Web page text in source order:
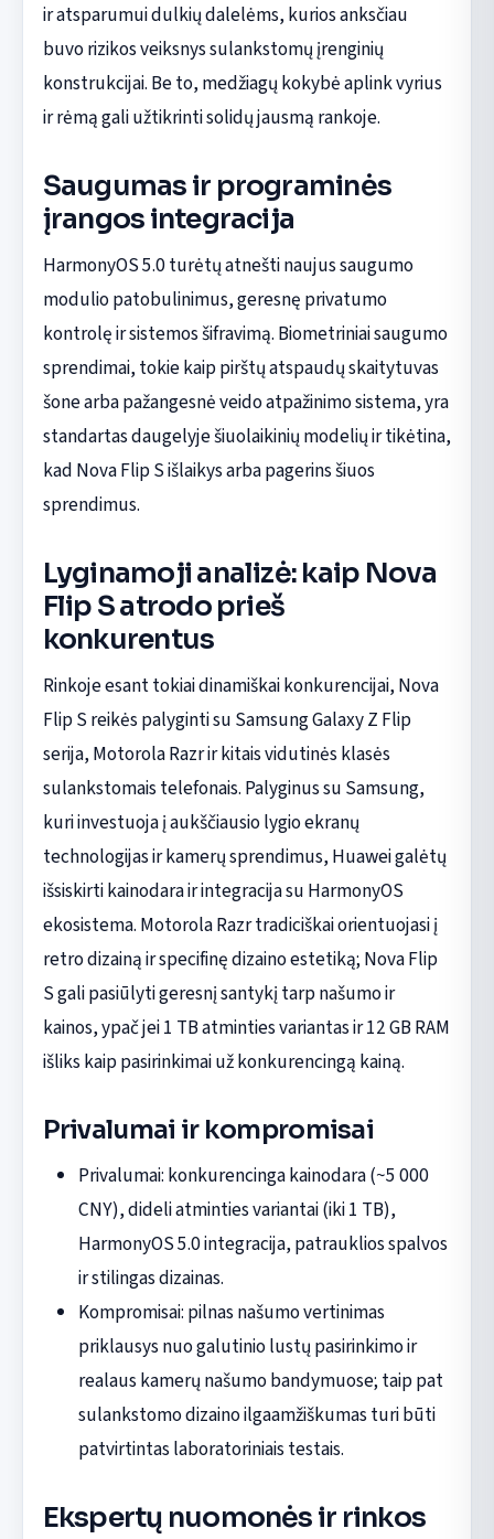
ir atsparumui dulkių dalelėms, kurios anksčiau
buvo rizikos veiksnys sulankstomų įrenginių
konstrukcijai. Be to, medžiagų kokybė aplink vyrius
ir rėmą gali užtikrinti solidų jausmą rankoje.
Saugumas ir programinės
įrangos integracija
HarmonyOS 5.0 turėtų atnešti naujus saugumo
modulio patobulinimus, geresnę privatumo
kontrolę ir sistemos šifravimą. Biometriniai saugumo
sprendimai, tokie kaip pirštų atspaudų skaitytuvas
šone arba pažangesnė veido atpažinimo sistema, yra
standartas daugelyje šiuolaikinių modelių ir tikėtina,
kad Nova Flip S išlaikys arba pagerins šiuos
sprendimus.
Lyginamoji analizė: kaip Nova
Flip S atrodo prieš
konkurentus
Rinkoje esant tokiai dinamiškai konkurencijai, Nova
Flip S reikės palyginti su Samsung Galaxy Z Flip
serija, Motorola Razr ir kitais vidutinės klasės
sulankstomais telefonais. Palyginus su Samsung,
kuri investuoja į aukščiausio lygio ekranų
technologijas ir kamerų sprendimus, Huawei galėtų
išsiskirti kainodara ir integracija su HarmonyOS
ekosistema. Motorola Razr tradiciškai orientuojasi į
retro dizainą ir specifinę dizaino estetiką; Nova Flip
S gali pasiūlyti geresnį santykį tarp našumo ir
kainos, ypač jei 1 TB atminties variantas ir 12 GB RAM
išliks kaip pasirinkimai už konkurencingą kainą.
Privalumai ir kompromisai
Privalumai: konkurencinga kainodara (~5 000
CNY), dideli atminties variantai (iki 1 TB),
HarmonyOS 5.0 integracija, patrauklios spalvos
ir stilingas dizainas.
Kompromisai: pilnas našumo vertinimas
priklausys nuo galutinio lustų pasirinkimo ir
realaus kamerų našumo bandymuose; taip pat
sulankstomo dizaino ilgaamžiškumas turi būti
patvirtintas laboratoriniais testais.
Ekspertų nuomonės ir rinkos